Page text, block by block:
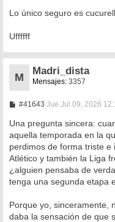
Lo único seguro es
Uffffff
M
Madri_dista
Mensajes: 3357
#41643M
n
s
a
j
e
Jue Jul 09, 2026
Una pregunta sincera:
aquella temporada en la
perdimos de forma triste
Atlético y también la Liga
¿alguien pensaba de
tenga una segunda etapa
Porque yo, sinceramente,
daba la sensación de que